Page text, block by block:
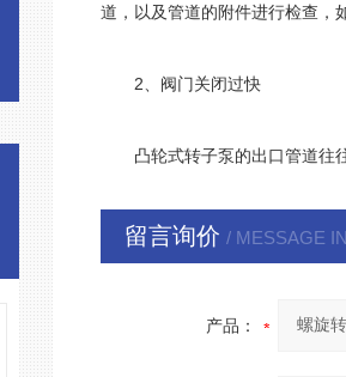
道，以及管道的附件进行检查，
2、阀门关闭过快
凸轮式转子泵的出口管道往往
留言询价 / MESSAGE
产品：